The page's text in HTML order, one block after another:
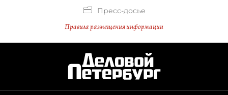
Пресс-досье
Правила размещения информации